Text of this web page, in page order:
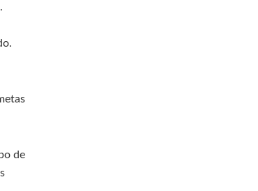
de